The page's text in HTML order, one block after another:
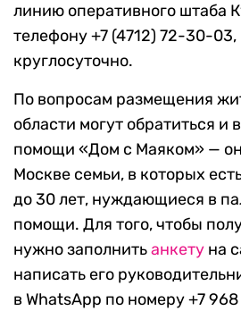
линию оперативного штаба
телефону +7 (4712) 72-30-
круглосуточно.
По вопросам размещения
области могут обратиться и
помощи «Дом с Маяком» — он
Москве семьи, в которых
до 30 лет, нуждающиеся в
помощи. Для того, чтобы
нужно заполнитьанкету на
написать его
в WhatsApp по номеру +7